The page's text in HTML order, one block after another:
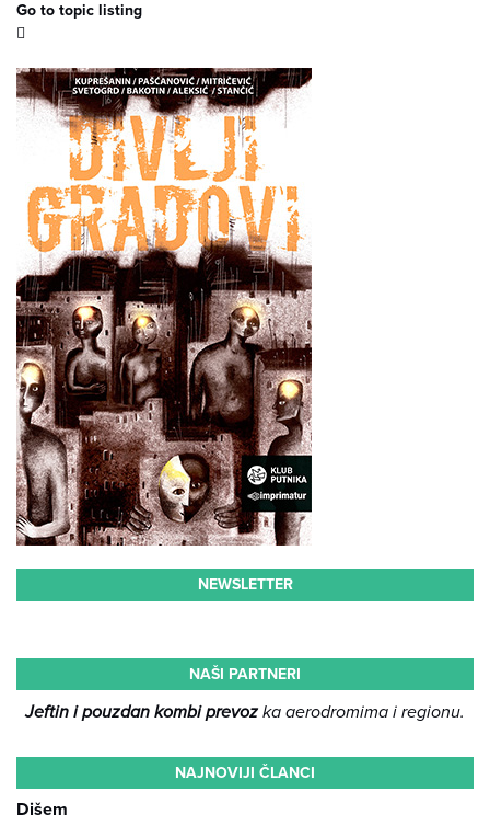
Go to topic listing
NEWSLETTER
NAŠI PARTNERI
Jeftin i pouzdan kombi prevozka aerodromima i regionu.
NAJNOVIJI ČLANCI
Dišem